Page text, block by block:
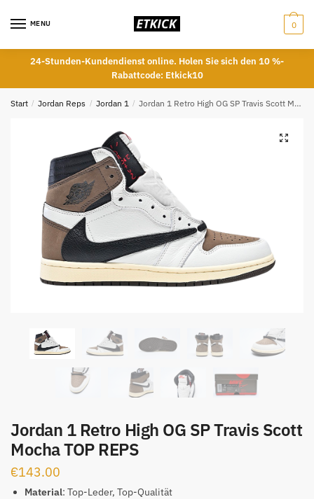
MENU 0
24-Stunden-Kundendienst online. Holen Sie sich den 10 %-
Rabattcode: Etkick10
Start / Jordan Reps / Jordan 1 / Jordan 1 Retro High OG SP Travis Scott Mocha TOP REPS
Jordan 1 Retro High OG SP Travis Scott
Mocha TOP REPS
€143.00
Material: Top-Leder, Top-Qualität